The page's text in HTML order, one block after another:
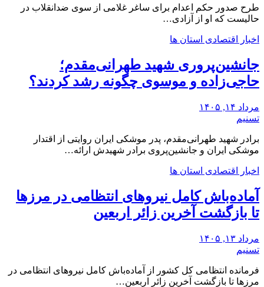
طرح صدور حکم اعدام برای ساغر غلامی از سوی ضدانقلاب در
حالیست که او از آزادی…
اخبار اقتصادی استان ها
جانشین‌پروری شهید طهرانی‌مقدم؛
حاجی‌زاده و موسوی چگونه رشد کردند؟
مرداد ۱۴, ۱۴۰۵
تسنیم
برادر شهید طهرانی‌مقدم، پدر موشکی ایران روایتی از اقتدار
موشکی ایران و جانشین‌پروی برادر شهیدش ارائه…
اخبار اقتصادی استان ها
آماده‌باش کامل نیروهای انتظامی در مرزها
تا بازگشت آخرین زائر اربعین
مرداد ۱۳, ۱۴۰۵
تسنیم
فرمانده انتظامی کل کشور از آماده‌باش کامل نیروهای انتظامی در
مرزها تا بازگشت آخرین زائر اربعین…